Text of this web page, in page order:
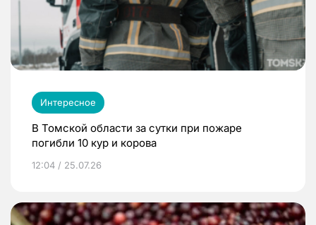
Интересное
В Томской области за сутки при пожаре
погибли 10 кур и корова
12:04 / 25.07.26